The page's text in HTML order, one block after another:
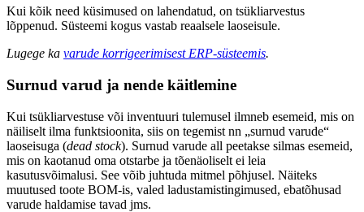
Kui kõik need küsimused on lahendatud, on tsükliarvestus
lõppenud. Süsteemi kogus vastab reaalsele laoseisule.
Lugege ka varude korrigeerimisest ERP-süsteemis.
Surnud varud ja nende käitlemine
Kui tsükliarvestuse või inventuuri tulemusel ilmneb esemeid, mis on
näiliselt ilma funktsioonita, siis on tegemist nn „surnud varude“
laoseisuga (dead stock). Surnud varude all peetakse silmas esemeid,
mis on kaotanud oma otstarbe ja tõenäoliselt ei leia
kasutusvõimalusi. See võib juhtuda mitmel põhjusel. Näiteks
muutused toote BOM-is, valed ladustamistingimused, ebatõhusad
varude haldamise tavad jms.